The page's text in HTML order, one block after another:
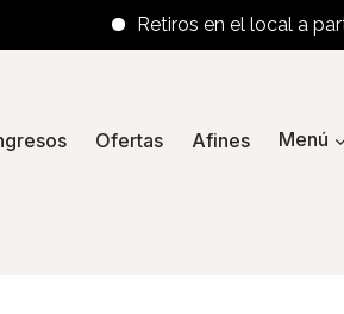
Retiros en el local a partir
Ofertas Afines Menú